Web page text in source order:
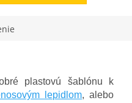
plastovú šablónu k
lepidlom, alebo